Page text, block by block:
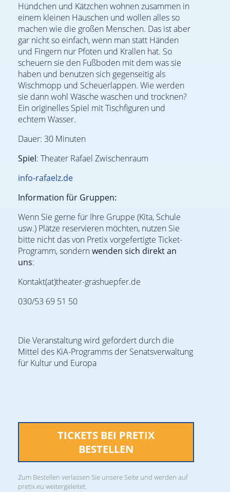
Hündchen und Kätzchen wohnen zusammen in
einem kleinen Häuschen und wollen alles so
machen wie die großen Menschen. Das ist aber
gar nicht so einfach, wenn man statt Händen
und Fingern nur Pfoten und Krallen hat. So
scheuern sie den Fußboden mit dem was sie
haben und benutzen sich gegenseitig als
Wischmopp und Scheuerlappen. Wie werden
sie dann wohl Wäsche waschen und trocknen?
Ein originelles Spiel mit Tischfiguren und
echtem Wasser.
Dauer: 30 Minuten
Spiel: Theater Rafael Zwischenraum
info-rafaelz.de
Information für Gruppen:
Wenn Sie gerne für Ihre Gruppe (Kita, Schule
usw.) Plätze reservieren möchten, nutzen Sie
bitte nicht das von Pretix vorgefertigte Ticket-
Programm, sondernwenden sich direkt an
uns:
Kontakt(at)theater-grashuepfer.de
030/53 69 51 50
Die Veranstaltung wird gefördert durch die
Mittel des KiA-Programms der Senatsverwaltung
für Kultur und Europa
TICKETS BEI PRETIX
BESTELLEN
Zum Bestellen verlassen Sie unsere Seite und werden auf
pretix.eu weitergeleitet.